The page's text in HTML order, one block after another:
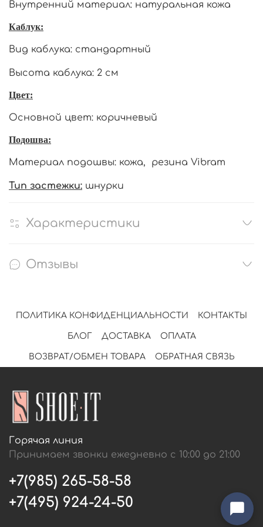
Внутренний материал: натуральная кожа
Каблук:
Вид каблука: стандартный
Высота каблука: 2 см
Цвет:
Основной цвет: коричневый
Подошва:
Материал подошвы: кожа, резина Vibram
Тип застежки: шнурки
Характеристики
Отзывы
ПОЛИТИКА КОНФИДЕНЦИАЛЬНОСТИ КОНТАКТЫ
БЛОГ ДОСТАВКА ОПЛАТА
ВОЗВРАТ/ОБМЕН ТОВАРА ОБРАТНАЯ СВЯЗЬ
Горячая линия
Принимаем звонки ежедневно с 10:00 до 21:00
+7(985) 265-58-58
+7(495) 924-24-50